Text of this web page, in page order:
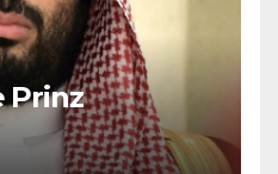
Prinz